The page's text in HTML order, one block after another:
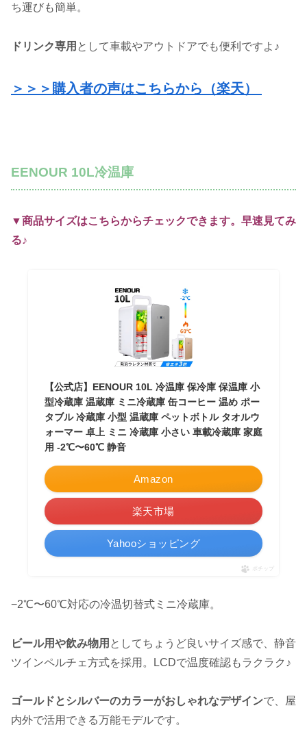
ち運びも簡単。
ドリンク専用 として車載やアウトドアでも便利ですよ♪
＞＞＞購入者の声はこちらから（楽天）
EENOUR 10L冷温庫
▼商品サイズはこちらからチェックできます。早速見てみ
る♪
【公式店】EENOUR 10L 冷温庫 保冷庫 保温庫 小
型冷蔵庫 温蔵庫 ミニ冷蔵庫 缶コーヒー 温め ポー
タブル 冷蔵庫 小型 温蔵庫 ペットボトル タオルウ
ォーマー 卓上 ミニ 冷蔵庫 小さい 車載冷蔵庫 家庭
用 -2℃〜60℃ 静音
Amazon
楽天市場
Yahooショッピング
ポチップ
−2℃〜60℃対応の冷温切替式ミニ冷蔵庫。
ビール用や飲み物用 としてちょうど良いサイズ感で、静音
ツインペルチェ方式を採用。LCDで温度確認もラクラク♪
ゴールドとシルバーのカラーがおしゃれなデザインで、屋
内外で活用できる万能モデルです。